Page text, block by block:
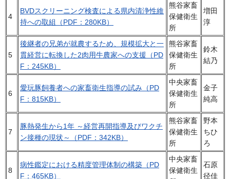
4
BVDスクリーニング検査による県内清浄性維
持への取組（PDF：280KB）
熊谷家畜
保健衛生
所
増田
淳
5
後継者の兄弟が就農するため、規模拡大と一
貫経営に転換した2肉用牛農家への支援（PD
F：245KB）
熊谷家畜
保健衛生
所
鈴木
結乃
6
愛玩豚飼養者への家畜衛生指導の試み（PD
F：815KB）
中央家畜
保健衛生
所
金子
純高
7
豚熱発生から1年 ～経営再開指導及びワクチ
ン接種の現状～（PDF：342KB）
熊谷家畜
保健衛生
所
野本
ちひ
ろ
8
病性鑑定における精度管理体制の構築（PD
F：465KB）
中央家畜
保健衛生
石原
径佳